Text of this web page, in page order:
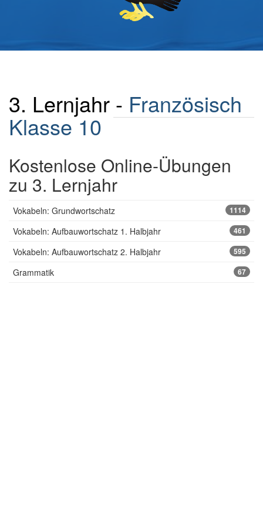
3. Lernjahr - Französisch
Klasse 10
Kostenlose Online-Übungen
zu 3. Lernjahr
Vokabeln: Grundwortschatz 1114
Vokabeln: Aufbauwortschatz 1. Halbjahr 461
Vokabeln: Aufbauwortschatz 2. Halbjahr 595
Grammatik 67